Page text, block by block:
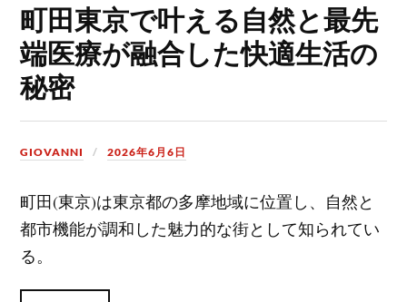
町田東京で叶える自然と最先
端医療が融合した快適生活の
秘密
GIOVANNI 2026年6月6日
町田(東京)は東京都の多摩地域に位置し、自然と
都市機能が調和した魅力的な街として知られてい
る。